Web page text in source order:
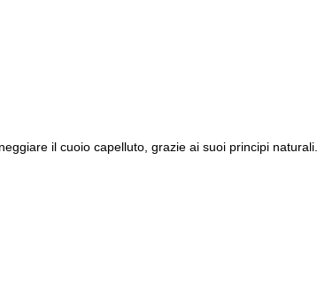
il cuoio capelluto, grazie ai suoi principi naturali.